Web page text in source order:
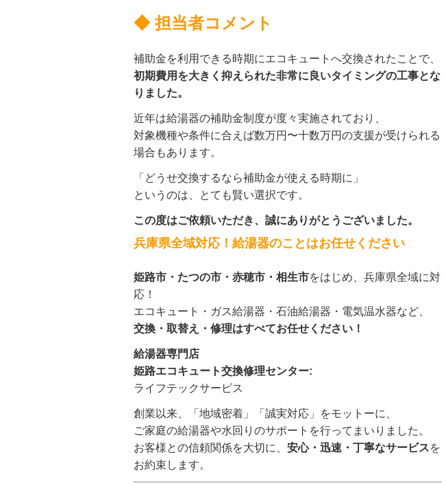
◆ 担当者コメント
補助金を利用できる時期にエコキュートへ交換されたことで、
初期費用を大きく抑えられた非常に良いタイミングの工事とな
りました。
近年は給湯器の補助金制度が度々実施されており、
対象機種や条件に合えば数万円〜十数万円の支援が受けられる
場合もあります。
「どうせ交換するなら補助金が使える時期に」
というのは、とても賢い選択です。
この度はご依頼いただき、誠にありがとうございました。
兵庫県全域対応！給湯器のことはお任せください
姫路市・たつの市・赤穂市・相生市をはじめ、兵庫県全域に対
応！
エコキュート・ガス給湯器・石油給湯器・電気温水器など、
交換・取替え・修理はすべてお任せください！
給湯器専門店
姫路エコキュート交換修理センター:
ライフテックサービス
創業以来、「地域密着」「誠実対応」をモットーに、
ご家庭の給湯器や水回りのサポートを行ってまいりました。
お客様との信頼関係を大切に、 安心・迅速・丁寧なサービスを
お約束します。